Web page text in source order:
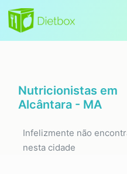
Nutricionistas em
Alcântara - MA
Infelizmente não
nesta cidade